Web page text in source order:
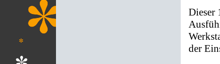
Dieser
der